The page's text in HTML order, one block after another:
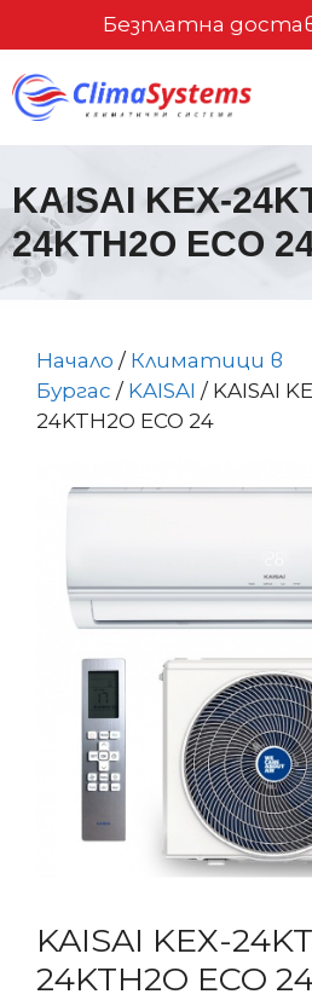
съдържанието
Безплатна
KAISAI KEX-
24KTH2O ECO
Начало / Климатици в
Бургас / KAISAI / KAISAI
24KTH2O ECO 24
KAISAI KEX-
24KTH2O ECO